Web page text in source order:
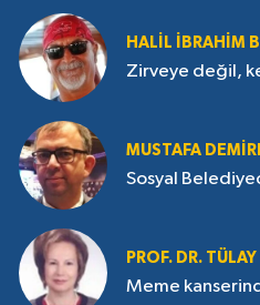
HALIL İBRAHIM
Zirveye değil,
MUSTAFA
Sosyal
PROF. DR.
Meme